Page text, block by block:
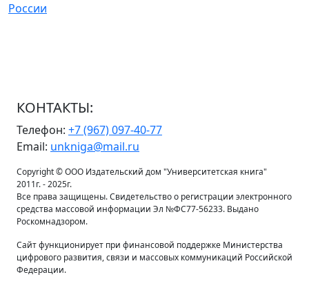
России
КОНТАКТЫ:
Телефон: +7 (967) 097-40-77
Email: unkniga@mail.ru
Copyright © ООО Издательский дом "Университетская книга"
2011г. - 2025г.
Все права защищены. Свидетельство о регистрации электронного
средства массовой информации Эл №ФС77-56233. Выдано
Роскомнадзором.
Сайт функционирует при финансовой поддержке Министерства
цифрового развития, связи и массовых коммуникаций Российской
Федерации.